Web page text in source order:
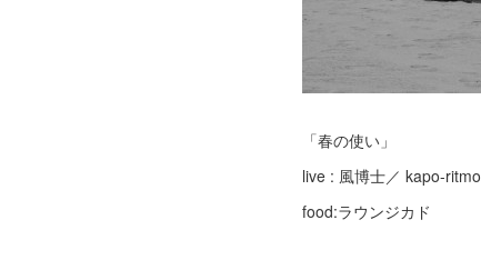
「春の使い」
live : 風博士／ kapo-ritmo
food:ラウンジカド